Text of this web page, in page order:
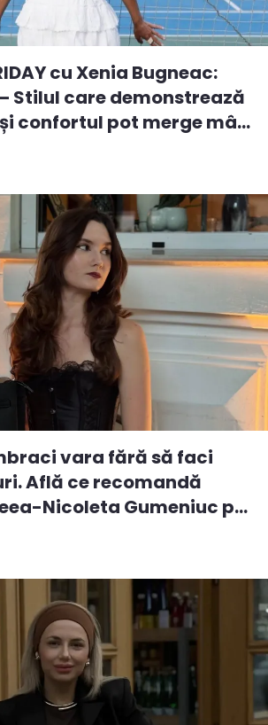
cu Xenia Bugneac:
– Stilul care demonstrează
confortul pot merge mâ...
vara fără să faci
Află ce recomandă
Nicoleta Gumeniuc p...